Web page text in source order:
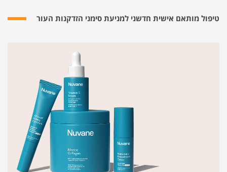
טיפול מותאם אישית חדשני למניעת סימני הזדקנות העור